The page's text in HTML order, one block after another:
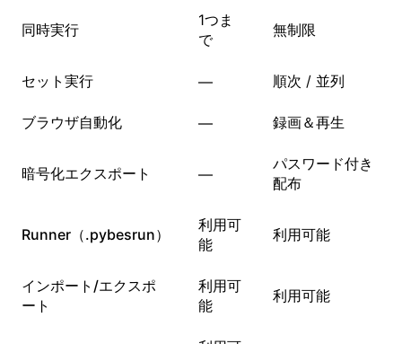
同時実行
1つま
で
無制限
セット実行 — 順次 / 並列
ブラウザ自動化 — 録画＆再生
暗号化エクスポート —
パスワード付き
配布
Runner（.pybesrun）
利用可
能
利用可能
インポート/エクスポ
ート
利用可
能
利用可能